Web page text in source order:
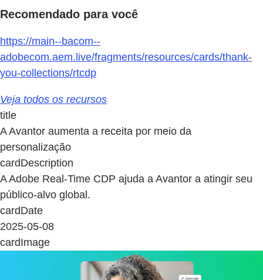
Recomendado para você
https://main--bacom--
adobecom.aem.live/fragments/resources/cards/thank-
you-collections/rtcdp
Veja todos os recursos
title
A Avantor aumenta a receita por meio da
personalização
cardDescription
A Adobe Real-Time CDP ajuda a Avantor a atingir seu
público-alvo global.
cardDate
2025-05-08
cardImage